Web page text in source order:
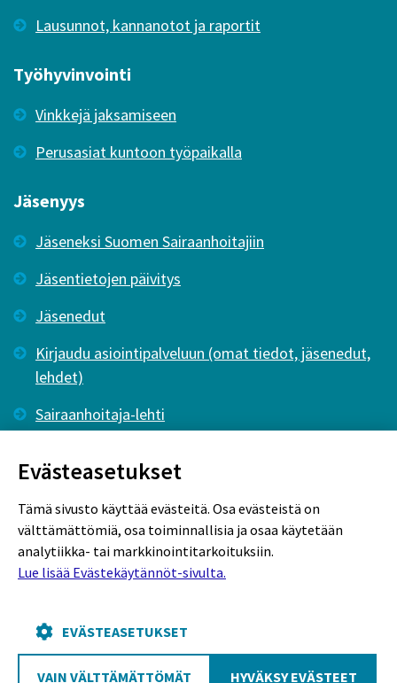
Lausunnot, kannanotot ja raportit
Työhyvinvointi
Vinkkejä jaksamiseen
Perusasiat kuntoon työpaikalla
Jäsenyys
Jäseneksi Suomen Sairaanhoitajiin
Jäsentietojen päivitys
Jäsenedut
Kirjaudu asiointipalveluun (omat tiedot, jäsenedut,
lehdet)
Sairaanhoitaja-lehti
Evästekäytännöt
Evästeasetukset
Tämä sivusto käyttää evästeitä. Osa evästeistä on
välttämättömiä, osa toiminnallisia ja osaa käytetään
analytiikka- tai markkinointitarkoituksiin.
Lue lisää Evästekäytännöt-sivulta.
EVÄSTEASETUKSET
VAIN VÄLTTÄMÄTTÖMÄT HYVÄKSY EVÄSTEET